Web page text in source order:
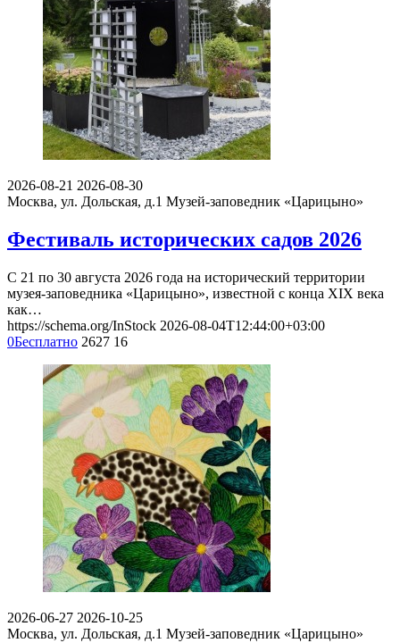
2026-08-21 2026-08-30
Москва, ул. Дольская, д.1 Музей-заповедник «Царицыно»
Фестиваль исторических садов 2026
С 21 по 30 августа 2026 года на исторический территории
музея-заповедника «Царицыно», известной с конца XIX века
как…
https://schema.org/InStock 2026-08-04T12:44:00+03:00
0Бесплатно 2627 16
2026-06-27 2026-10-25
Москва, ул. Дольская, д.1 Музей-заповедник «Царицыно»